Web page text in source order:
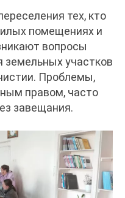
тех, кто
помещениях и
вопросы
земельных участков
Проблемы,
правом, часто
завещания.